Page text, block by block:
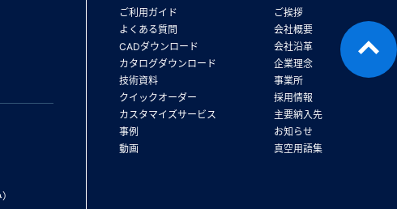
ご利用ガイド
よくある質問
CADダウンロード
カタログダウンロード
技術資料
クイックオーダー
カスタマイズサービス
事例
動画
ご挨拶
会社概要
会社沿革
企業理念
事業所
採用情報
主要納入先
お知らせ
真空用語集